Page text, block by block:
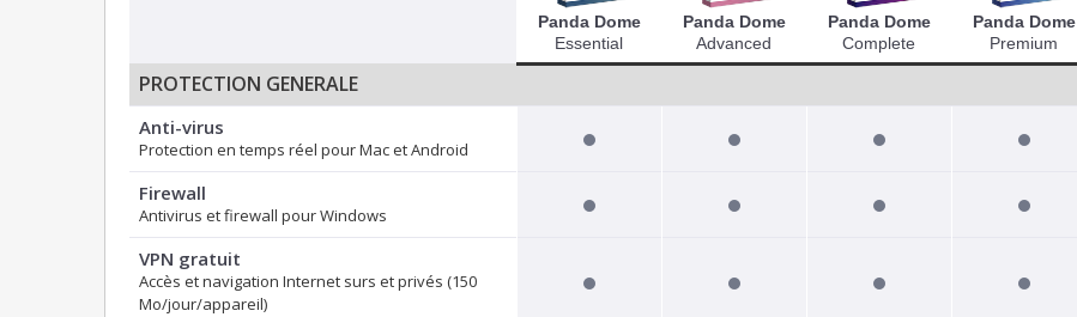
Panda Dome
Essential
Panda Dome
Advanced
Panda Dome
Complete
Panda Dome
Premium
PROTECTION GENERALE
Anti-virus
Protection en temps réel pour Mac et Android
Firewall
Antivirus et firewall pour Windows
VPN gratuit
Accès et navigation Internet surs et privés (150
Mo/jour/appareil)